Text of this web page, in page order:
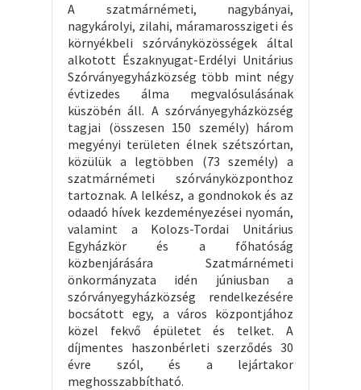
A szatmárnémeti, nagybányai,
nagykárolyi, zilahi, máramarosszigeti és
környékbeli szórványközösségek által
alkotott Északnyugat-Erdélyi Unitárius
Szórványegyházközség több mint négy
évtizedes álma megvalósulásának
küszöbén áll. A szórványegyházközség
tagjai (összesen 150 személy) három
megyényi területen élnek szétszórtan,
közülük a legtöbben (73 személy) a
szatmárnémeti szórványközponthoz
tartoznak. A lelkész, a gondnokok és az
odaadó hívek kezdeményezései nyomán,
valamint a Kolozs-Tordai Unitárius
Egyházkör és a főhatóság
közbenjárására Szatmárnémeti
önkormányzata idén júniusban a
szórványegyházközség rendelkezésére
bocsátott egy, a város központjához
közel fekvő épületet és telket. A
díjmentes haszonbérleti szerződés 30
évre szól, és a lejártakor
meghosszabbítható.